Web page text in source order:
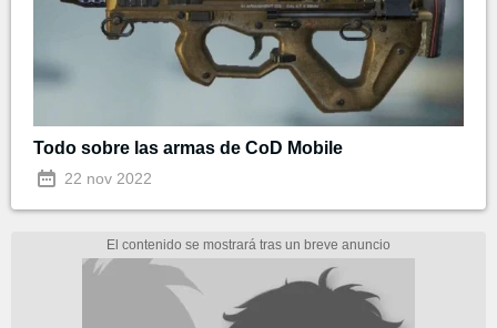
Todo sobre las armas de CoD Mobile
22 nov 2022